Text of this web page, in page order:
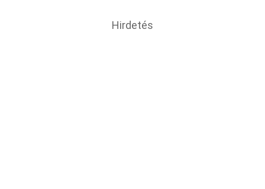
Hirdetés